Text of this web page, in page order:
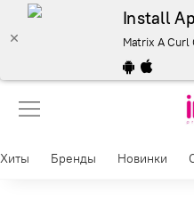
Install
Matrix A Curl
Хиты Бренды Новинки